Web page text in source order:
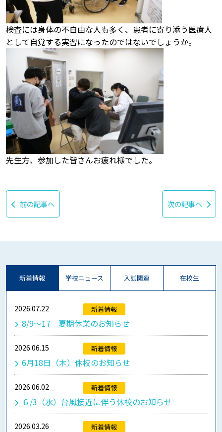
検査には身体の不自由な人も多く、患者に寄り添う医療人
として自覚する実習になったのではないでしょうか。
先生方、参加した皆さんお疲れ様でした。
前の記事へ 次の記事へ
新着情報 学校ニュース 入試関連 在校生
2026.07.22 新着情報
8/9～17 夏期休業のお知らせ
2026.06.15 新着情報
6月18日（木）休校のお知らせ
2026.06.02 新着情報
６/3（水）台風接近に伴う休校のお知らせ
2026.03.26 新着情報